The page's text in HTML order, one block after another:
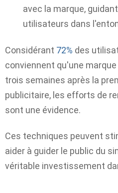
avec la marque,
utilisateurs dans
Considérant 72% des
conviennent qu'une
trois semaines après la
publicitaire, les efforts de
sont une évidence.
Ces techniques peuvent
aider à guider le public du
véritable investissement